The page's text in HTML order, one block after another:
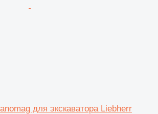
для экскаватора Liebherr